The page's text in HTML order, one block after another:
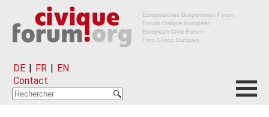
DE | FR | EN
Contact